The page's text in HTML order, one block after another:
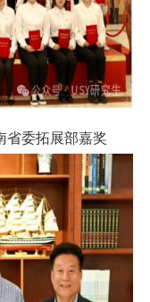
省委拓展部嘉奖